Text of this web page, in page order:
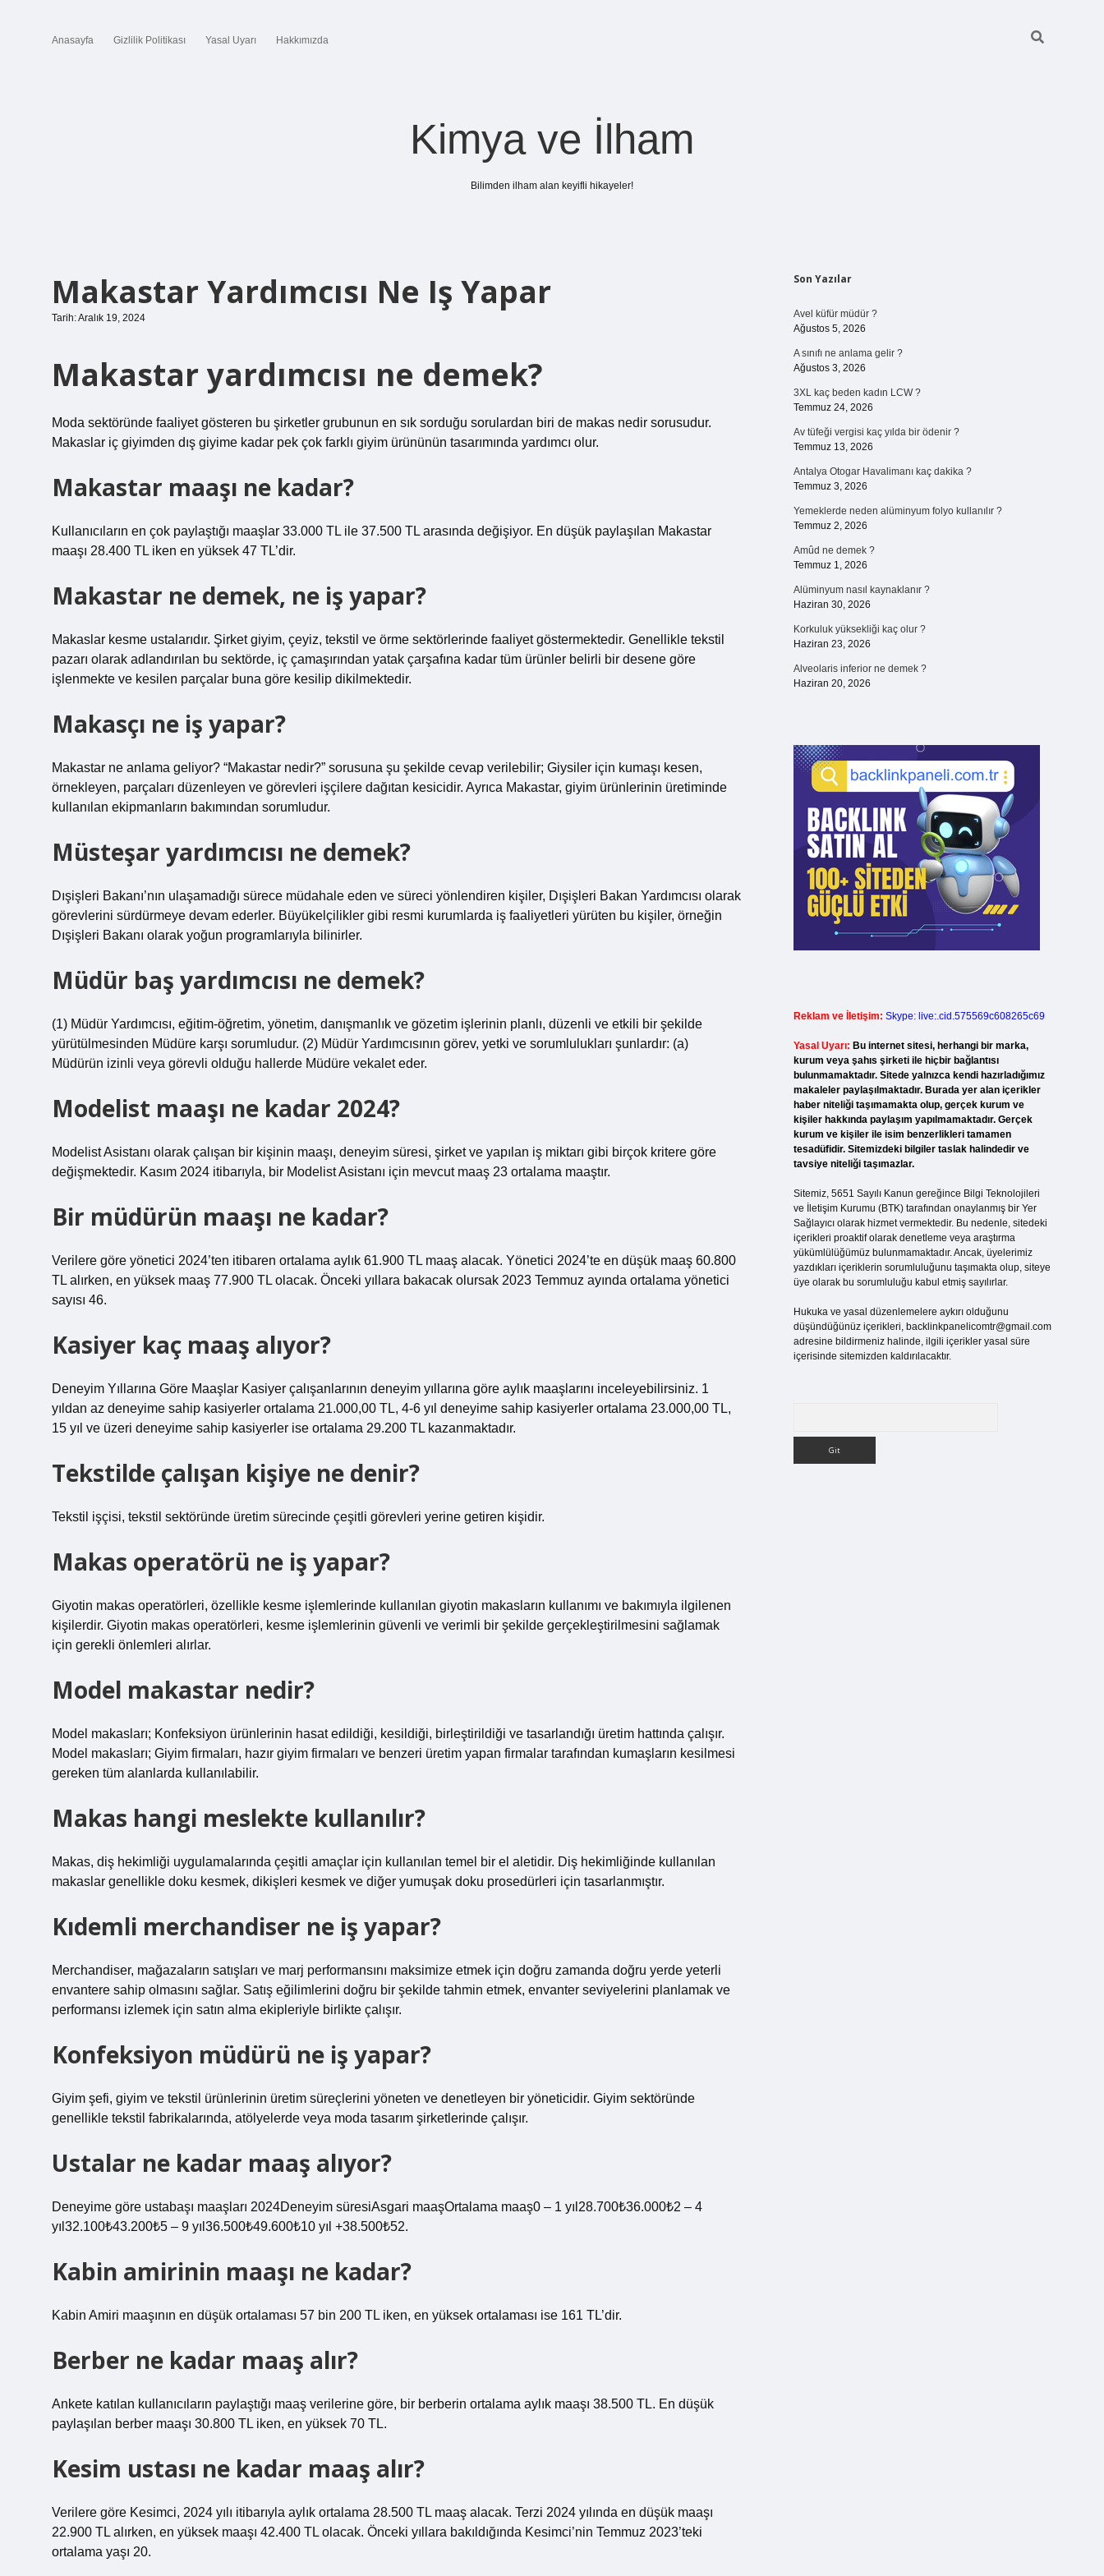
Anasayfa Gizlilik Politikası Yasal Uyarı Hakkımızda
Kimya ve İlham
Bilimden ilham alan keyifli hikayeler!
Makastar Yardımcısı Ne Iş Yapar
Tarih: Aralık 19, 2024
Makastar yardımcısı ne demek?
Moda sektöründe faaliyet gösteren bu şirketler grubunun en sık sorduğu sorulardan biri de makas nedir sorusudur.
Makaslar iç giyimden dış giyime kadar pek çok farklı giyim ürününün tasarımında yardımcı olur.
Makastar maaşı ne kadar?
Kullanıcıların en çok paylaştığı maaşlar 33.000 TL ile 37.500 TL arasında değişiyor. En düşük paylaşılan Makastar
maaşı 28.400 TL iken en yüksek 47 TL’dir.
Makastar ne demek, ne iş yapar?
Makaslar kesme ustalarıdır. Şirket giyim, çeyiz, tekstil ve örme sektörlerinde faaliyet göstermektedir. Genellikle tekstil
pazarı olarak adlandırılan bu sektörde, iç çamaşırından yatak çarşafına kadar tüm ürünler belirli bir desene göre
işlenmekte ve kesilen parçalar buna göre kesilip dikilmektedir.
Makasçı ne iş yapar?
Makastar ne anlama geliyor? “Makastar nedir?” sorusuna şu şekilde cevap verilebilir; Giysiler için kumaşı kesen,
örnekleyen, parçaları düzenleyen ve görevleri işçilere dağıtan kesicidir. Ayrıca Makastar, giyim ürünlerinin üretiminde
kullanılan ekipmanların bakımından sorumludur.
Müsteşar yardımcısı ne demek?
Dışişleri Bakanı’nın ulaşamadığı sürece müdahale eden ve süreci yönlendiren kişiler, Dışişleri Bakan Yardımcısı olarak
görevlerini sürdürmeye devam ederler. Büyükelçilikler gibi resmi kurumlarda iş faaliyetleri yürüten bu kişiler, örneğin
Dışişleri Bakanı olarak yoğun programlarıyla bilinirler.
Müdür baş yardımcısı ne demek?
(1) Müdür Yardımcısı, eğitim-öğretim, yönetim, danışmanlık ve gözetim işlerinin planlı, düzenli ve etkili bir şekilde
yürütülmesinden Müdüre karşı sorumludur. (2) Müdür Yardımcısının görev, yetki ve sorumlulukları şunlardır: (a)
Müdürün izinli veya görevli olduğu hallerde Müdüre vekalet eder.
Modelist maaşı ne kadar 2024?
Modelist Asistanı olarak çalışan bir kişinin maaşı, deneyim süresi, şirket ve yapılan iş miktarı gibi birçok kritere göre
değişmektedir. Kasım 2024 itibarıyla, bir Modelist Asistanı için mevcut maaş 23 ortalama maaştır.
Bir müdürün maaşı ne kadar?
Verilere göre yönetici 2024’ten itibaren ortalama aylık 61.900 TL maaş alacak. Yönetici 2024’te en düşük maaş 60.800
TL alırken, en yüksek maaş 77.900 TL olacak. Önceki yıllara bakacak olursak 2023 Temmuz ayında ortalama yönetici
sayısı 46.
Kasiyer kaç maaş alıyor?
Deneyim Yıllarına Göre Maaşlar Kasiyer çalışanlarının deneyim yıllarına göre aylık maaşlarını inceleyebilirsiniz. 1
yıldan az deneyime sahip kasiyerler ortalama 21.000,00 TL, 4-6 yıl deneyime sahip kasiyerler ortalama 23.000,00 TL,
15 yıl ve üzeri deneyime sahip kasiyerler ise ortalama 29.200 TL kazanmaktadır.
Tekstilde çalışan kişiye ne denir?
Tekstil işçisi, tekstil sektöründe üretim sürecinde çeşitli görevleri yerine getiren kişidir.
Makas operatörü ne iş yapar?
Giyotin makas operatörleri, özellikle kesme işlemlerinde kullanılan giyotin makasların kullanımı ve bakımıyla ilgilenen
kişilerdir. Giyotin makas operatörleri, kesme işlemlerinin güvenli ve verimli bir şekilde gerçekleştirilmesini sağlamak
için gerekli önlemleri alırlar.
Model makastar nedir?
Model makasları; Konfeksiyon ürünlerinin hasat edildiği, kesildiği, birleştirildiği ve tasarlandığı üretim hattında çalışır.
Model makasları; Giyim firmaları, hazır giyim firmaları ve benzeri üretim yapan firmalar tarafından kumaşların kesilmesi
gereken tüm alanlarda kullanılabilir.
Makas hangi meslekte kullanılır?
Makas, diş hekimliği uygulamalarında çeşitli amaçlar için kullanılan temel bir el aletidir. Diş hekimliğinde kullanılan
makaslar genellikle doku kesmek, dikişleri kesmek ve diğer yumuşak doku prosedürleri için tasarlanmıştır.
Kıdemli merchandiser ne iş yapar?
Merchandiser, mağazaların satışları ve marj performansını maksimize etmek için doğru zamanda doğru yerde yeterli
envantere sahip olmasını sağlar. Satış eğilimlerini doğru bir şekilde tahmin etmek, envanter seviyelerini planlamak ve
performansı izlemek için satın alma ekipleriyle birlikte çalışır.
Konfeksiyon müdürü ne iş yapar?
Giyim şefi, giyim ve tekstil ürünlerinin üretim süreçlerini yöneten ve denetleyen bir yöneticidir. Giyim sektöründe
genellikle tekstil fabrikalarında, atölyelerde veya moda tasarım şirketlerinde çalışır.
Ustalar ne kadar maaş alıyor?
Deneyime göre ustabaşı maaşları 2024Deneyim süresiAsgari maaşOrtalama maaş0 – 1 yıl28.700₺36.000₺2 – 4
yıl32.100₺43.200₺5 – 9 yıl36.500₺49.600₺10 yıl +38.500₺52.
Kabin amirinin maaşı ne kadar?
Kabin Amiri maaşının en düşük ortalaması 57 bin 200 TL iken, en yüksek ortalaması ise 161 TL’dir.
Berber ne kadar maaş alır?
Ankete katılan kullanıcıların paylaştığı maaş verilerine göre, bir berberin ortalama aylık maaşı 38.500 TL. En düşük
paylaşılan berber maaşı 30.800 TL iken, en yüksek 70 TL.
Kesim ustası ne kadar maaş alır?
Verilere göre Kesimci, 2024 yılı itibarıyla aylık ortalama 28.500 TL maaş alacak. Terzi 2024 yılında en düşük maaşı
22.900 TL alırken, en yüksek maaşı 42.400 TL olacak. Önceki yıllara bakıldığında Kesimci’nin Temmuz 2023’teki
ortalama yaşı 20.
Sidebar
Son Yazılar
Avel küfür müdür ?
Ağustos 5, 2026
A sınıfı ne anlama gelir ?
Ağustos 3, 2026
3XL kaç beden kadın LCW ?
Temmuz 24, 2026
Av tüfeği vergisi kaç yılda bir ödenir ?
Temmuz 13, 2026
Antalya Otogar Havalimanı kaç dakika ?
Temmuz 3, 2026
Yemeklerde neden alüminyum folyo kullanılır ?
Temmuz 2, 2026
Amûd ne demek ?
Temmuz 1, 2026
Alüminyum nasıl kaynaklanır ?
Haziran 30, 2026
Korkuluk yüksekliği kaç olur ?
Haziran 23, 2026
Alveolaris inferior ne demek ?
Haziran 20, 2026
Reklam ve İletişim: Skype: live:.cid.575569c608265c69
Yasal Uyarı: Bu internet sitesi, herhangi bir marka,
kurum veya şahıs şirketi ile hiçbir bağlantısı
bulunmamaktadır. Sitede yalnızca kendi hazırladığımız
makaleler paylaşılmaktadır. Burada yer alan içerikler
haber niteliği taşımamakta olup, gerçek kurum ve
kişiler hakkında paylaşım yapılmamaktadır. Gerçek
kurum ve kişiler ile isim benzerlikleri tamamen
tesadüfidir. Sitemizdeki bilgiler taslak halindedir ve
tavsiye niteliği taşımazlar.
Sitemiz, 5651 Sayılı Kanun gereğince Bilgi Teknolojileri
ve İletişim Kurumu (BTK) tarafından onaylanmış bir Yer
Sağlayıcı olarak hizmet vermektedir. Bu nedenle, sitedeki
içerikleri proaktif olarak denetleme veya araştırma
yükümlülüğümüz bulunmamaktadır. Ancak, üyelerimiz
yazdıkları içeriklerin sorumluluğunu taşımakta olup, siteye
üye olarak bu sorumluluğu kabul etmiş sayılırlar.
Hukuka ve yasal düzenlemelere aykırı olduğunu
düşündüğünüz içerikleri, backlinkpanelicomtr@gmail.com
adresine bildirmeniz halinde, ilgili içerikler yasal süre
içerisinde sitemizden kaldırılacaktır.